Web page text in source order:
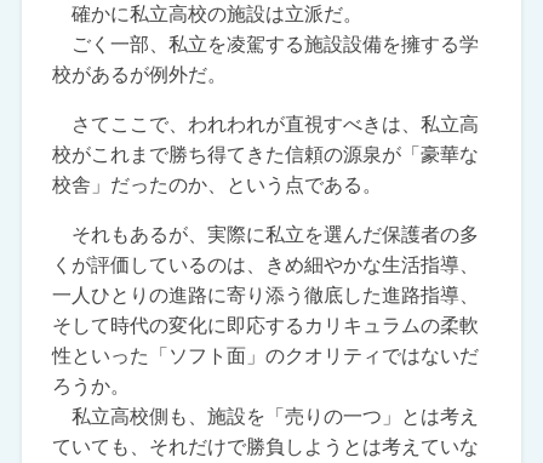
確かに私立高校の施設は立派だ。
ごく一部、私立を凌駕する施設設備を擁する学
校があるが例外だ。
さてここで、われわれが直視すべきは、私立高
校がこれまで勝ち得てきた信頼の源泉が「豪華な
校舎」だったのか、という点である。
それもあるが、実際に私立を選んだ保護者の多
くが評価しているのは、きめ細やかな生活指導、
一人ひとりの進路に寄り添う徹底した進路指導、
そして時代の変化に即応するカリキュラムの柔軟
性といった「ソフト面」のクオリティではないだ
ろうか。
私立高校側も、施設を「売りの一つ」とは考え
ていても、それだけで勝負しようとは考えていな